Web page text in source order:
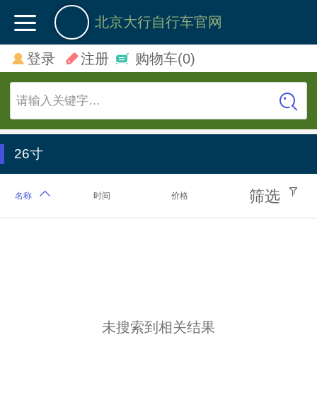
北京大行自行车官网
登录 注册 购物车(0)
请输入关键字…
26寸
名称 时间 价格 筛选
未搜索到相关结果